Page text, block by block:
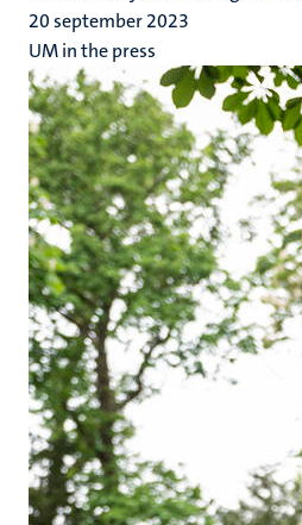
20 september 2023
UM in the press